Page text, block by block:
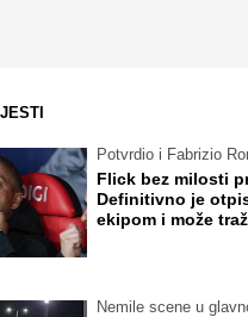
Potvrdio i Fabrizio
Flick bez milosti
Definitivno je
ekipom i može
Nemile scene u